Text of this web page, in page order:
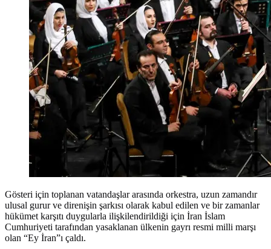
Gösteri için toplanan vatandaşlar arasında orkestra, uzun zamandır
ulusal gurur ve direnişin şarkısı olarak kabul edilen ve bir zamanlar
hükümet karşıtı duygularla ilişkilendirildiği için İran İslam
Cumhuriyeti tarafından yasaklanan ülkenin gayrı resmi milli marşı
olan “Ey İran”ı çaldı.